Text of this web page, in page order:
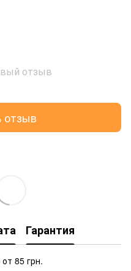
отзыв
отзыв
Гарантия
85 грн.